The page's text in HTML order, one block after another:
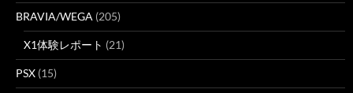
BRAVIA/WEGA (205)
X1体験レポート (21)
PSX (15)